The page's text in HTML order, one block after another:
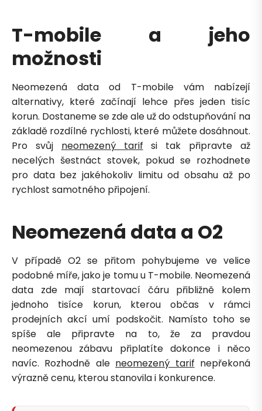
T-mobile a jeho
možnosti
Neomezená data od T-mobile vám nabízejí
alternativy, které začínají lehce přes jeden tisíc
korun. Dostaneme se zde ale už do odstupňování na
základě rozdílné rychlosti, které můžete dosáhnout.
Pro svůj neomezený tarif si tak připravte až
necelých šestnáct stovek, pokud se rozhodnete
pro data bez jakéhokoliv limitu od obsahu až po
rychlost samotného připojení.
Neomezená data a O2
V případě O2 se přitom pohybujeme ve velice
podobné míře, jako je tomu u T-mobile. Neomezená
data zde mají startovací čáru přibližně kolem
jednoho tisíce korun, kterou občas v rámci
prodejních akcí umí podskočit. Namísto toho se
spíše ale připravte na to, že za pravdou
neomezenou zábavu připlatíte dokonce i něco
navíc. Rozhodně ale neomezený tarif nepřekoná
výrazně cenu, kterou stanovila i konkurence.
PN
Zavolá do 2 minut · Po–Pá 8–18
Zavolejte mi zpět